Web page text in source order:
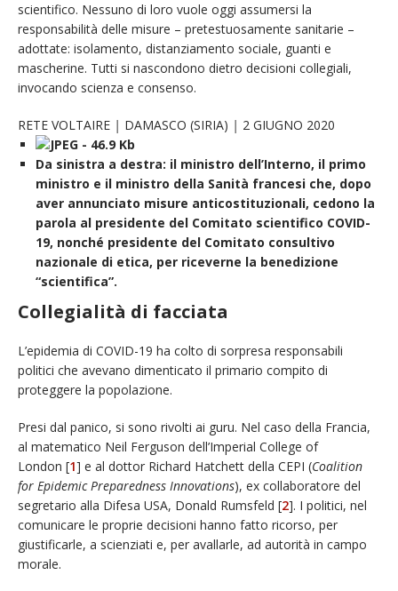
scientifico. Nessuno di loro vuole oggi assumersi la
responsabilità delle misure – pretestuosamente sanitarie –
adottate: isolamento, distanziamento sociale, guanti e
mascherine. Tutti si nascondono dietro decisioni collegiali,
invocando scienza e consenso.
RETE VOLTAIRE | DAMASCO (SIRIA) | 2 GIUGNO 2020
Da sinistra a destra: il ministro dell’Interno, il primo
ministro e il ministro della Sanità francesi che, dopo
aver annunciato misure anticostituzionali, cedono la
parola al presidente del Comitato scientifico COVID-
19, nonché presidente del Comitato consultivo
nazionale di etica, per riceverne la benedizione
“scientifica”.
Collegialità di facciata
L’epidemia di COVID-19 ha colto di sorpresa responsabili
politici che avevano dimenticato il primario compito di
proteggere la popolazione.
Presi dal panico, si sono rivolti ai guru. Nel caso della Francia,
al matematico Neil Ferguson dell’Imperial College of
London [1] e al dottor Richard Hatchett della CEPI (Coalition
for Epidemic Preparedness Innovations), ex collaboratore del
segretario alla Difesa USA, Donald Rumsfeld [2]. I politici, nel
comunicare le proprie decisioni hanno fatto ricorso, per
giustificarle, a scienziati e, per avallarle, ad autorità in campo
morale.